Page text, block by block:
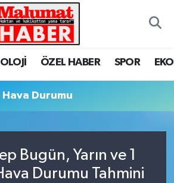
ÖZEL HABER SPOR
Durumu
Bugün, Yarın ve 1
Durumu Tahmini